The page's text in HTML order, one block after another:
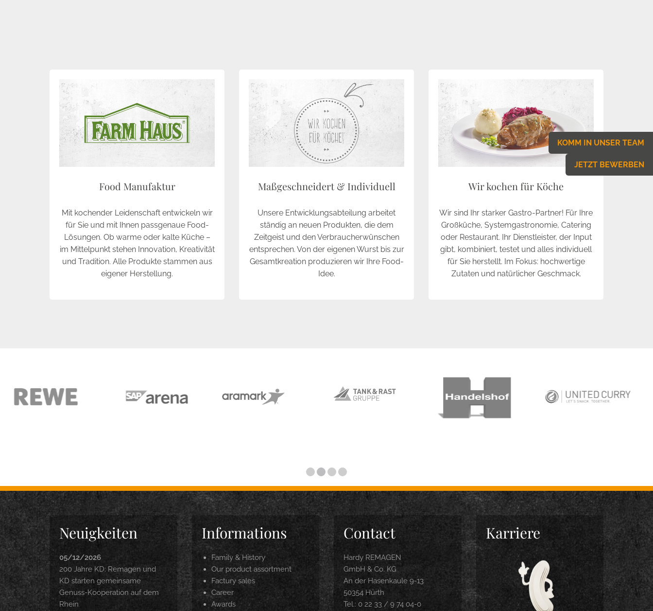
Food Manufaktur
Mit kochender Leidenschaft entwickeln wir
für Sie und mit Ihnen passgenaue Food-
Lösungen. Ob warme oder kalte Küche –
im Mittelpunkt stehen Innovation, Kreativität
und Tradition. Alle Produkte stammen aus
eigener Herstellung.
Maßgeschneidert & Individuell
Unsere Entwicklungsabteilung arbeitet
ständig an neuen Produkten, die dem
Zeitgeist und den Verbraucherwünschen
entsprechen. Von der eigenen Wurst bis zur
Gesamtkreation produzieren wir Ihre Food-
Idee.
Wir kochen für Köche
Wir sind Ihr starker Gastro-Partner! Für Ihre
Großküche, Systemgastronomie, Catering
oder Restaurant. Ihr Dienstleister, der Input
gibt, kombiniert, testet und alles individuell
für Sie herstellt. Im Fokus: hochwertige
Zutaten und natürlicher Geschmack.
Neuigkeiten
05/12/2026
200 Jahre KD: Remagen und
KD starten gemeinsame
Genuss-Kooperation auf dem
Rhein
Informations
Family & History
Our product assortment
Factury sales
Career
Awards
Contact
Hardy REMAGEN
GmbH & Co. KG
An der Hasenkaule 9-13
50354 Hürth
Tel.: 0 22 33 / 9 74 04-0
Karriere
KOMM IN UNSER TEAM
JETZT BEWERBEN